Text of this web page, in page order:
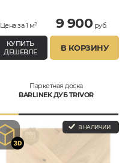
Цена за 1 м² 9 900 руб.
КУПИТЬ
ДЕШЕВЛЕ
В КОРЗИНУ
Паркетная доска
BARLINEK ДУБ TRIVOR
В НАЛИЧИИ